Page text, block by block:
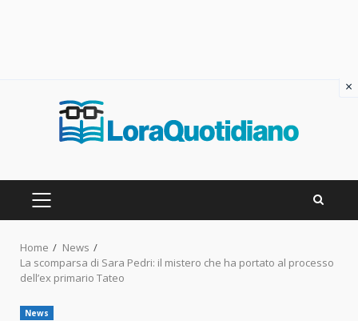
PRIMARY
Home
News
La scomparsa di Sara Pedri: il mistero che ha portato al processo
dell’ex primario Tateo
News
×